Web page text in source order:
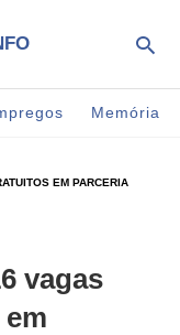
Memória
EM PARCERIA
vagas